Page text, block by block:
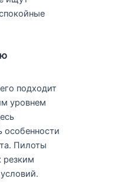
подходит
уровнем
особенности
Пилоты
резким